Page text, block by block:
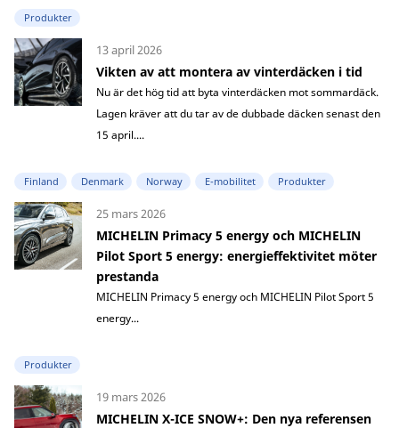
Produkter
13 april 2026
Vikten av att montera av vinterdäcken i tid
Nu är det hög tid att byta vinterdäcken mot sommardäck.
Lagen kräver att du tar av de dubbade däcken senast den
15 april....
Finland Denmark Norway E-mobilitet Produkter
25 mars 2026
MICHELIN Primacy 5 energy och MICHELIN
Pilot Sport 5 energy: energieffektivitet möter
prestanda
MICHELIN Primacy 5 energy och MICHELIN Pilot Sport 5
energy...
Produkter
19 mars 2026
MICHELIN X-ICE SNOW+: Den nya referensen